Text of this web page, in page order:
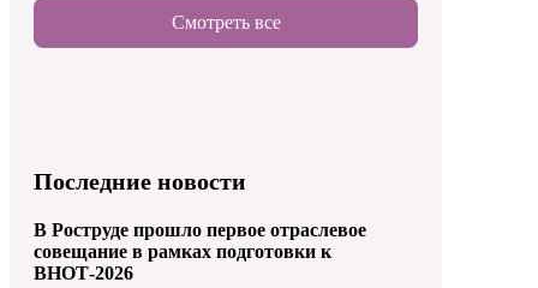
Смотреть все
Последние новости
В Роструде прошло первое отраслевое
совещание в рамках подготовки к
ВНОТ-2026